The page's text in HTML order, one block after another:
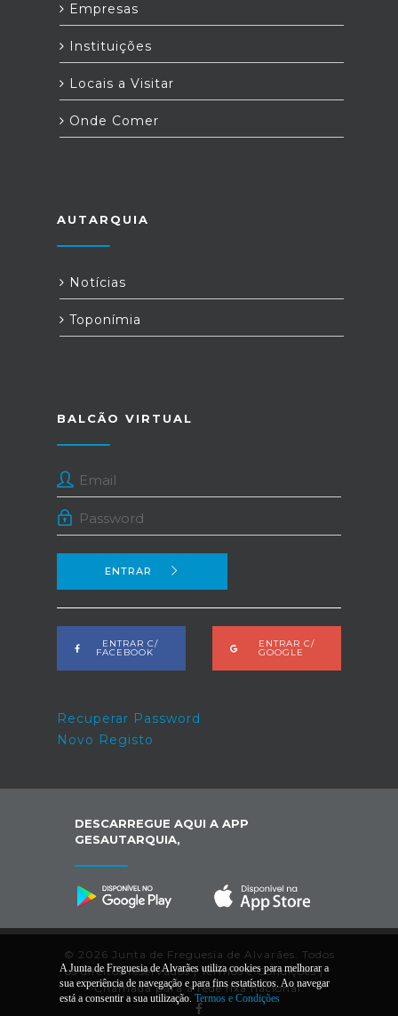
Empresas
Instituições
Locais a Visitar
Onde Comer
AUTARQUIA
Notícias
Toponímia
BALCÃO VIRTUAL
ENTRAR
ENTRAR C/
FACEBOOK
ENTRAR C/
GOOGLE
Recuperar Password
Novo Registo
DESCARREGUE AQUI A APP
GESAUTARQUIA,
© 2026 Junta de Freguesia de Alvarães. Todos
os direitos reservados |Termos e Condições|*
Chamada para a rede fixa nacional.
A Junta de Freguesia de Alvarães utiliza cookies para melhorar a
sua experiência de navegação e para fins estatísticos. Ao navegar
está a consentir a sua utilização. Termos e Condições